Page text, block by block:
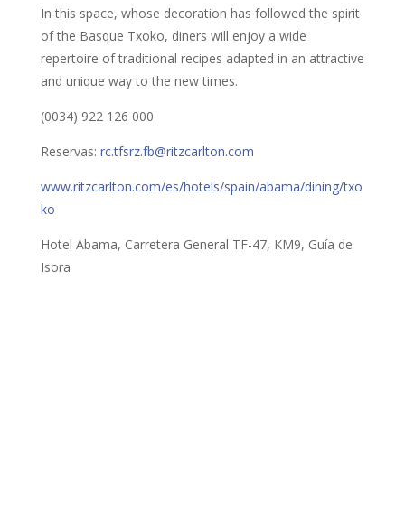
In this space, whose decoration has followed the spirit
of the Basque Txoko, diners will enjoy a wide
repertoire of traditional recipes adapted in an attractive
and unique way to the new times.
(0034) 922 126 000
Reservas: rc.tfsrz.fb@ritzcarlton.com
www.ritzcarlton.com/es/hotels/spain/abama/dining/txo
ko
Hotel Abama, Carretera General TF-47, KM9, Guía de
Isora